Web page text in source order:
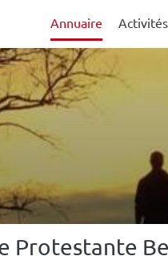
Annuaire Activités
Protestante